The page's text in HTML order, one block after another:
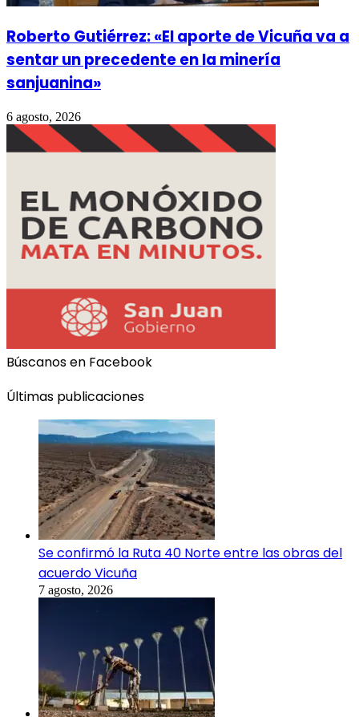
Roberto Gutiérrez: «El aporte de Vicuña va a
sentar un precedente en la minería
sanjuanina»
6 agosto, 2026
Búscanos en Facebook
Últimas publicaciones
Se confirmó la Ruta 40 Norte entre las obras del
acuerdo Vicuña
7 agosto, 2026